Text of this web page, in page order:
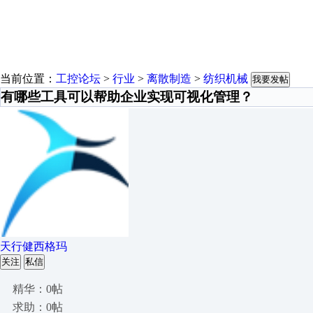
当前位置： 工控论坛 > 行业 > 离散制造 > 纺织机械 我要发帖
有哪些工具可以帮助企业实现可视化管理？
天行健西格玛
关注 私信
精华：0帖
求助：0帖